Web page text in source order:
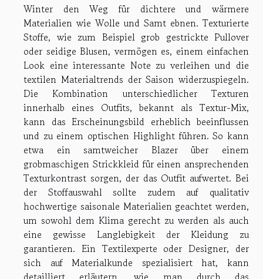
Winter den Weg für dichtere und wärmere
Materialien wie Wolle und Samt ebnen. Texturierte
Stoffe, wie zum Beispiel grob gestrickte Pullover
oder seidige Blusen, vermögen es, einem einfachen
Look eine interessante Note zu verleihen und die
textilen Materialtrends der Saison widerzuspiegeln.
Die Kombination unterschiedlicher Texturen
innerhalb eines Outfits, bekannt als Textur-Mix,
kann das Erscheinungsbild erheblich beeinflussen
und zu einem optischen Highlight führen. So kann
etwa ein samtweicher Blazer über einem
grobmaschigen Strickkleid für einen ansprechenden
Texturkontrast sorgen, der das Outfit aufwertet. Bei
der Stoffauswahl sollte zudem auf qualitativ
hochwertige saisonale Materialien geachtet werden,
um sowohl dem Klima gerecht zu werden als auch
eine gewisse Langlebigkeit der Kleidung zu
garantieren. Ein Textilexperte oder Designer, der
sich auf Materialkunde spezialisiert hat, kann